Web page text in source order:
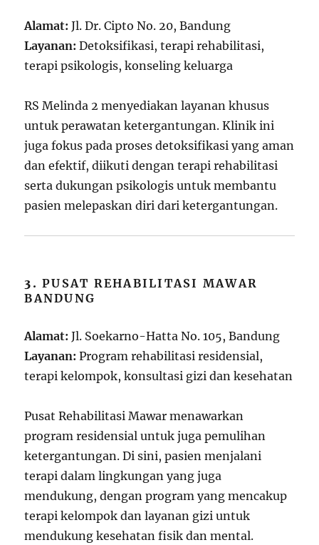
Alamat: Jl. Dr. Cipto No. 20, Bandung
Layanan: Detoksifikasi, terapi rehabilitasi,
terapi psikologis, konseling keluarga
RS Melinda 2 menyediakan layanan khusus
untuk perawatan ketergantungan. Klinik ini
juga fokus pada proses detoksifikasi yang aman
dan efektif, diikuti dengan terapi rehabilitasi
serta dukungan psikologis untuk membantu
pasien melepaskan diri dari ketergantungan.
3.PUSAT REHABILITASI MAWAR
BANDUNG
Alamat: Jl. Soekarno-Hatta No. 105, Bandung
Layanan: Program rehabilitasi residensial,
terapi kelompok, konsultasi gizi dan kesehatan
Pusat Rehabilitasi Mawar menawarkan
program residensial untuk juga pemulihan
ketergantungan. Di sini, pasien menjalani
terapi dalam lingkungan yang juga
mendukung, dengan program yang mencakup
terapi kelompok dan layanan gizi untuk
mendukung kesehatan fisik dan mental.